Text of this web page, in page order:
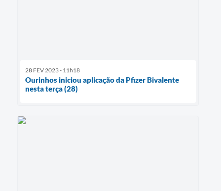
28 FEV 2023 - 11h18
Ourinhos iniciou aplicação da Pfizer Bivalente
nesta terça (28)